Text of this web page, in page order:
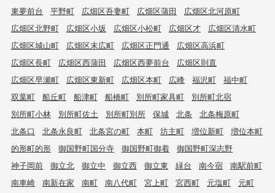
東夢前台
平野町 広畑区吾妻町 広畑区蒲田
広畑区北河原町
広畑区北野町
広畑区小坂 広畑区小松町 広畑区才
広畑区清水町
広畑区城山町
広畑区末広町 広畑区正門通
広畑区高浜町
広畑区長町
広畑区西蒲田 広畑区西夢前台
広畑区則直
広畑区早瀬町
広畑区東新町 広畑区本町 広峰 福沢町
福中町
双葉町
船丘町 船津町 船橋町 別所町家具町
別所町北宿
別所町小林
別所町佐土 別所町別所 保城 北条
北条梅原町
北条口
北条永良町 北条宮の町 本町 坊主町 増位新町
増位本町
的形町的形
御国野町国分寺 御国野町御着
御国野町深志野
神子岡前
御立北 御立中 御立西 御立東 緑台 南今宿
南駅前町
南車崎
南新在家 南町 南八代町 宮上町 宮西町 元塩町
元町